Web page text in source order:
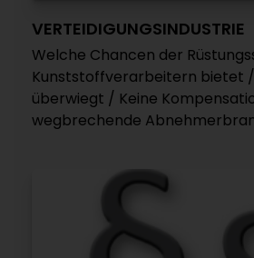
VERTEIDIGUNGSINDUSTRIE
Welche Chancen der
Kunststoffverarbeitern bietet
überwiegt / Keine
wegbrechende